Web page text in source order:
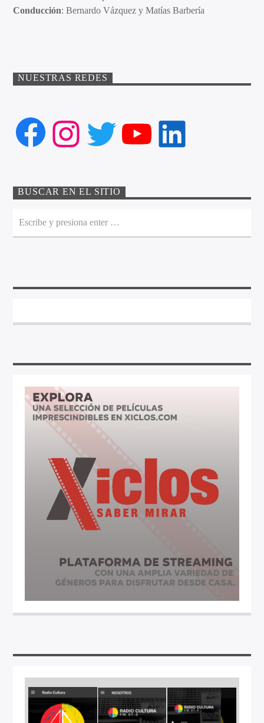
Conducción: Bernardo Vázquez y Matías Barbería
NUESTRAS REDES
Facebook
Instagram
Twitter
YouTube
LinkedIn
BUSCAR EN EL SITIO